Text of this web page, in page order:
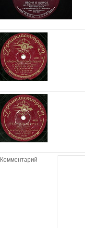
Комментарий